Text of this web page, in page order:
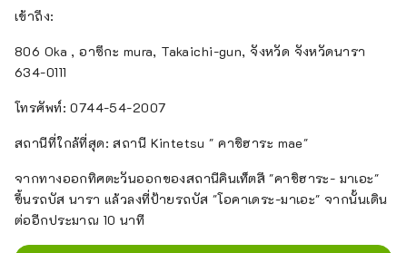
เข้าถึง:
806 Oka , อาซึกะ mura, Takaichi-gun, จังหวัด จังหวัดนารา
634-0111
โทรศัพท์: 0744-54-2007
สถานีที่ใกล้ที่สุด: สถานี Kintetsu " คาชิฮาระ mae"
จากทางออกทิศตะวันออกของสถานีคินเท็ตสึ "คาชิฮาระ- มาเอะ"
ขึ้นรถบัส นารา แล้วลงที่ป้ายรถบัส "โอคาเดระ-มาเอะ" จากนั้นเดิน
ต่ออีกประมาณ 10 นาที